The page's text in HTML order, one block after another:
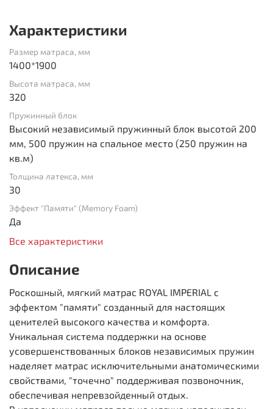
Характеристики
Размер матраса, мм
1400*1900
Высота матраса, мм
320
Пружинный блок
Высокий независимый пружинный блок высотой 200
мм, 500 пружин на спальное место (250 пружин на
кв.м)
Толщина латекса, мм
30
Эффект "Памяти" (Memory Foam)
Да
Все характеристики
Описание
Роскошный, мягкий матрас ROYAL IMPERIAL с
эффектом "памяти" созданный для настоящих
ценителей высокого качества и комфорта.
Уникальная система поддержки на основе
усовершенствованных блоков независимых пружин
наделяет матрас исключительными анатомическими
свойствами, "точечно" поддерживая позвоночник,
обеспечивая непревзойденный отдых.